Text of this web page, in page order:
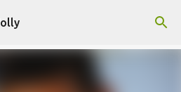
principali